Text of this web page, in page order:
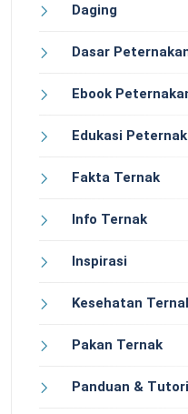
Daging
Dasar
Ebook
Edukasi
Fakta Ternak
Info Ternak
Inspirasi
Kesehatan
Pakan Ternak
Panduan &